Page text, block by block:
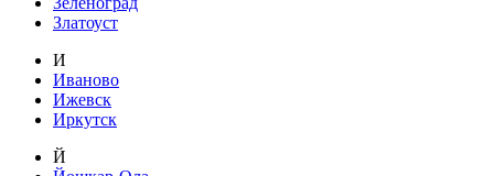
Златоуст
И
Иваново
Ижевск
Иркутск
Й